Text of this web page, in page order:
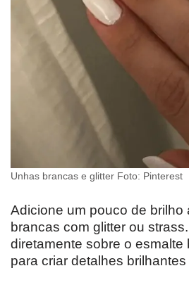
Unhas brancas e glitter Foto: Pinterest
Adicione um pouco de brilho
brancas com glitter ou
diretamente sobre o esmalte
para criar detalhes